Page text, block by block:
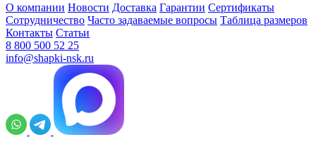
О компании Новости Доставка Гарантии Сертификаты
Сотрудничество Часто задаваемые вопросы Таблица размеров
Контакты Статьи
8 800 500 52 25
info@shapki-nsk.ru